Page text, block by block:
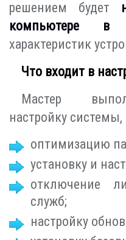
решением будет
компьютере в
характеристик
Что входит в
Мастер
настройку
оптимизацию
установку и
отключение
служб;
настройку